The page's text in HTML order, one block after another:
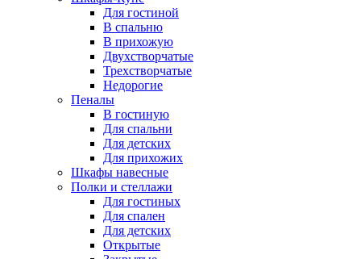
Для гостиной
В спальню
В прихожую
Двухстворчатые
Трехстворчатые
Недорогие
Пеналы
В гостиную
Для спальни
Для детских
Для прихожих
Шкафы навесные
Полки и стеллажи
Для гостиных
Для спален
Для детских
Открытые